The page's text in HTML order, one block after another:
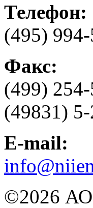
Телефон:
(495)
Факс:
(499)
(49831)
E-mail:
©2026